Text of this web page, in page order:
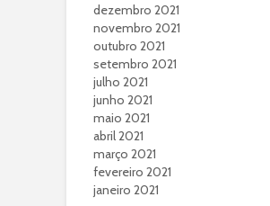
dezembro 2021
novembro 2021
outubro 2021
setembro 2021
julho 2021
junho 2021
maio 2021
abril 2021
março 2021
fevereiro 2021
janeiro 2021